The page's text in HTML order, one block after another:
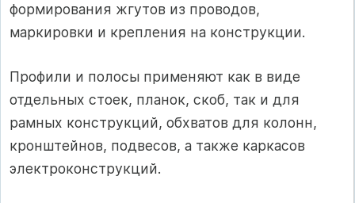
формирования жгутов из проводов,
маркировки и крепления на конструкции.
Профили и полосы применяют как в виде
отдельных стоек, планок, скоб, так и для
рамных конструкций, обхватов для колонн,
кронштейнов, подвесов, а также каркасов
электроконструкций.